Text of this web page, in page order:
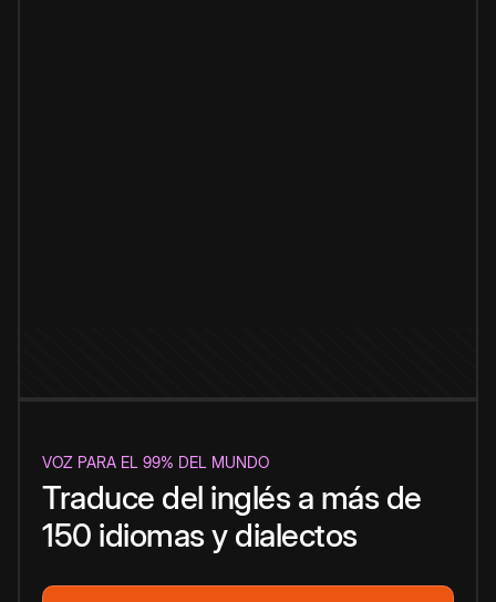
VOZ PARA EL 99% DEL MUNDO
Traduce del inglés a más de
150 idiomas y dialectos